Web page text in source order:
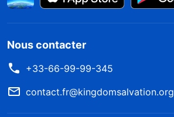
Nous contacter
+33-66-99-99-345
contact.fr@kingdomsalvation.org